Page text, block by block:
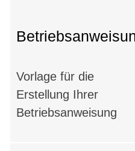
Vorlage für die
Erstellung Ihrer
Betriebsanweisung